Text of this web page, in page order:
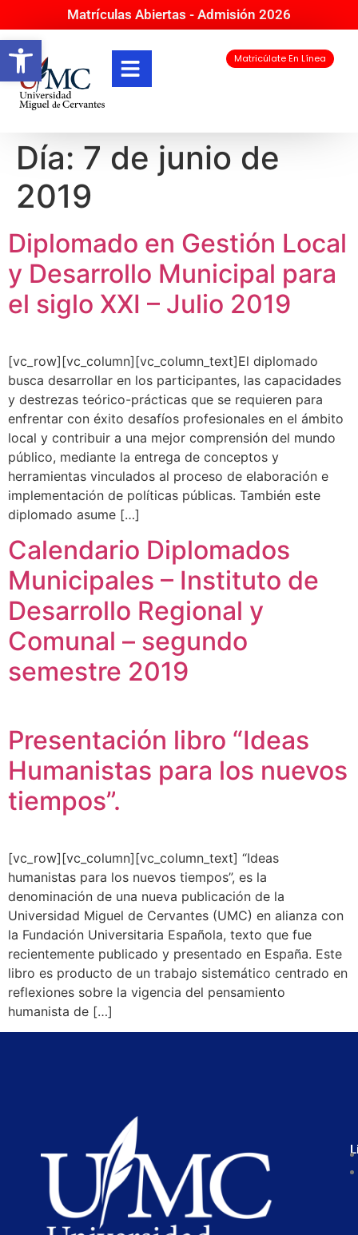
Abrir barra de herramientas
Matrículas Abiertas - Admisión 2026
Matricúlate En Línea
Día: 7 de junio de
2019
Diplomado en Gestión Local
y Desarrollo Municipal para
el siglo XXI – Julio 2019
[vc_row][vc_column][vc_column_text]El diplomado
busca desarrollar en los participantes, las capacidades
y destrezas teórico-prácticas que se requieren para
enfrentar con éxito desafíos profesionales en el ámbito
local y contribuir a una mejor comprensión del mundo
público, mediante la entrega de conceptos y
herramientas vinculados al proceso de elaboración e
implementación de políticas públicas. También este
diplomado asume […]
Calendario Diplomados
Municipales – Instituto de
Desarrollo Regional y
Comunal – segundo
semestre 2019
Presentación libro “Ideas
Humanistas para los nuevos
tiempos”.
[vc_row][vc_column][vc_column_text] “Ideas
humanistas para los nuevos tiempos”, es la
denominación de una nueva publicación de la
Universidad Miguel de Cervantes (UMC) en alianza con
la Fundación Universitaria Española, texto que fue
recientemente publicado y presentado en España. Este
libro es producto de un trabajo sistemático centrado en
reflexiones sobre la vigencia del pensamiento
humanista de […]